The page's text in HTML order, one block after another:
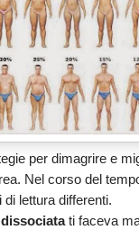
per dimagrire e
Nel corso del
lettura differenti.
ti faceva